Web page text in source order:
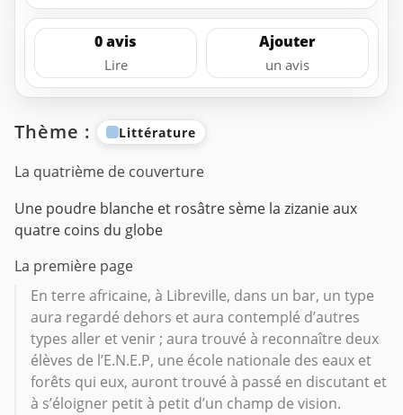
0 avis
Lire
Ajouter
un avis
Thème : Littérature
La quatrième de couverture
Une poudre blanche et rosâtre sème la zizanie aux
quatre coins du globe
La première page
En terre africaine, à Libreville, dans un bar, un type
aura regardé dehors et aura contemplé d’autres
types aller et venir ; aura trouvé à reconnaître deux
élèves de l’E.N.E.P, une école nationale des eaux et
forêts qui eux, auront trouvé à passé en discutant et
à s’éloigner petit à petit d’un champ de vision.